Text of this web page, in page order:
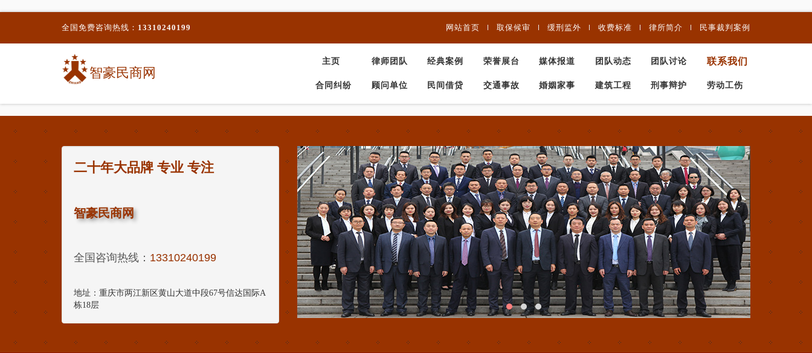
全国免费咨询热线： 13310240199 网站首页 取保候审 缓刑监外 收费标准 律所简介 民事裁判案例
智豪民商网
主页 律师团队 经典案例 荣誉展台 媒体报道 团队动态 团队讨论 联系我们
合同纠纷 顾问单位 民间借贷 交通事故 婚姻家事 建筑工程 刑事辩护 劳动工伤
二十年大品牌 专业 专注
智豪民商网
全国咨询热线： 13310240199
地址：重庆市两江新区黄山大道中段67号信达国际A
栋18层